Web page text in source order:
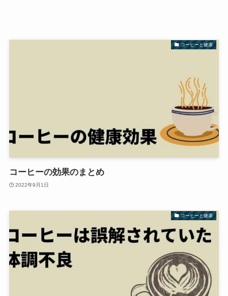
コーヒーと健康
コーヒーの効果のまとめ
2022年9月1日
コーヒーと健康